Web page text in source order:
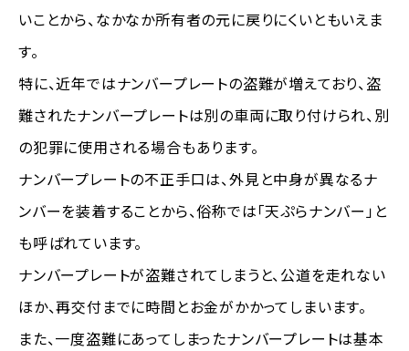
いことから、なかなか所有者の元に戻りにくいともいえま
す。
特に、近年ではナンバープレートの盗難が増えており、盗
難されたナンバープレートは別の車両に取り付けられ、別
の犯罪に使用される場合もあります。
ナンバープレートの不正手口は、外見と中身が異なるナ
ンバーを装着することから、俗称では「天ぷらナンバー」と
も呼ばれています。
ナンバープレートが盗難されてしまうと、公道を走れない
ほか、再交付までに時間とお金がかかってしまいます。
また、一度盗難にあってしまったナンバープレートは基本